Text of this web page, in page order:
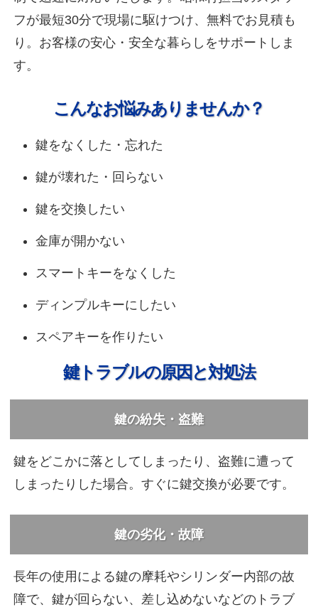
フが最短30分で現場に駆けつけ、無料でお見積も
り。お客様の安心・安全な暮らしをサポートしま
す。
こんなお悩みありませんか？
鍵をなくした・忘れた
鍵が壊れた・回らない
鍵を交換したい
金庫が開かない
スマートキーをなくした
ディンプルキーにしたい
スペアキーを作りたい
鍵トラブルの原因と対処法
鍵の紛失・盗難
鍵をどこかに落としてしまったり、盗難に遭って
しまったりした場合。すぐに鍵交換が必要です。
鍵の劣化・故障
長年の使用による鍵の摩耗やシリンダー内部の故
障で、鍵が回らない、差し込めないなどのトラブ